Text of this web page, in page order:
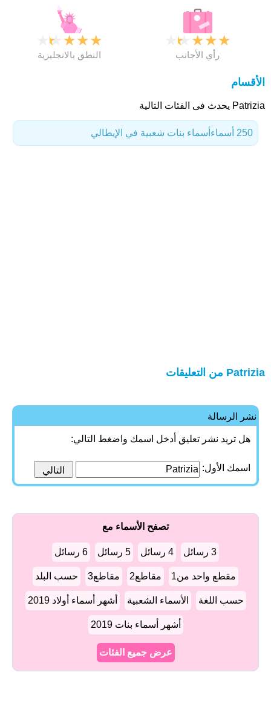
★
★
★
★
النطق بالانجليزية
★
★
★
★
رأي الأجانب
الأقسام
Patrizia يحدث فى الفئات التالية
أسماء بنات شعبية في الإيطالي 250 أسماء
Patrizia من التعليقات
نشر الرسالة
هل تريد نشر تعليق أدخل اسمك واضغط التالي:
اسمك الأول:
تصفح الأسماء مع
3 رسائل 4 رسائل 5 رسائل 6 رسائل
مقطع واحد من1 مقاطع2 مقاطع3 حسب البلد
حسب اللغة الأسماء الشعبية أشهر أسماء أولاد 2019
أشهر أسماء بنات 2019
عرض جميع الفئات